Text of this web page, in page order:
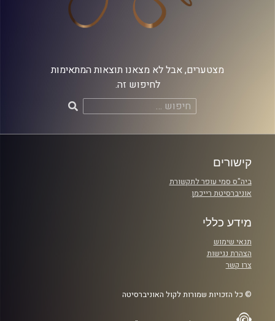
מצטערים, אבל לא מצאנו תוצאות המתאימות
לחיפוש זה.
חיפוש:
קישורים
ביה"ס סמי עופר לתקשורת
אוניברסיטת רייכמן
מידע כללי
תנאי שימוש
הצהרת נגישות
צרו קשר
© כל הזכויות שמורות לקול האוניברסיטה